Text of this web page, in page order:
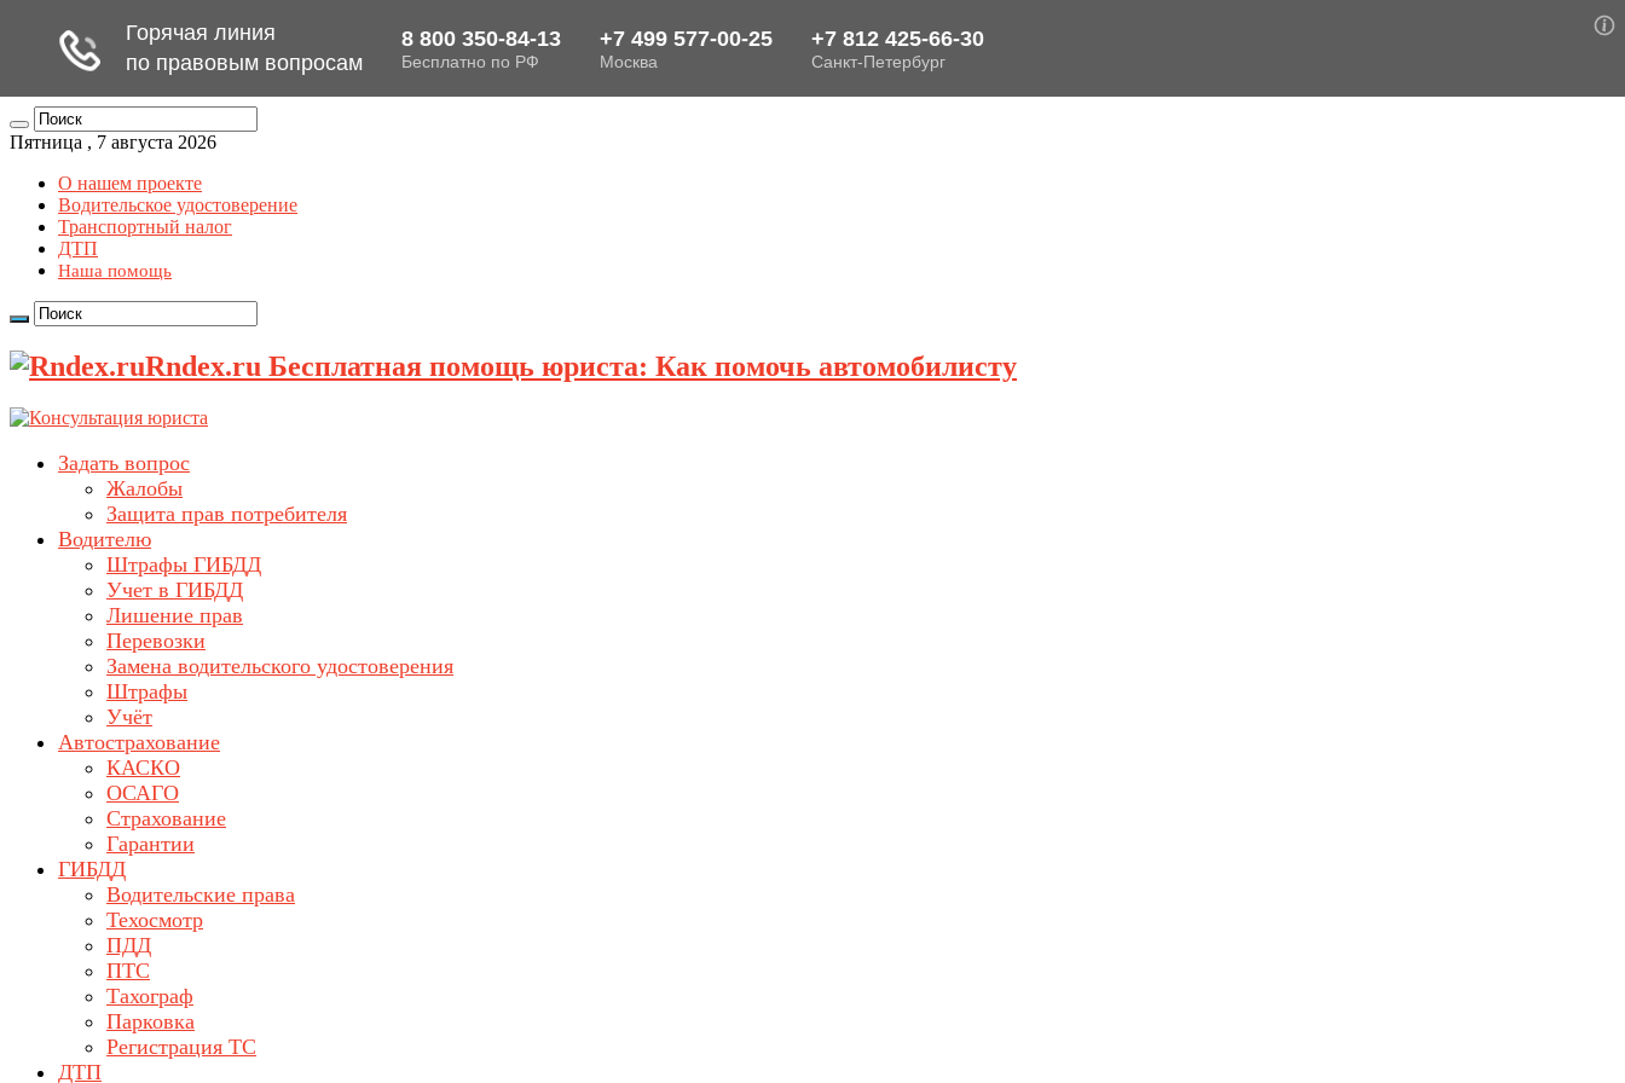
Пятница , 7 августа 2026
О нашем проекте
Водительское удостоверение
Транспортный налог
ДТП
Наша помощь
Rndex.ru Бесплатная помощь юриста: Как помочь автомобилисту
Задать вопрос
Жалобы
Защита прав потребителя
Водителю
Штрафы ГИБДД
Учет в ГИБДД
Лишение прав
Перевозки
Замена водительского удостоверения
Штрафы
Учёт
Автострахование
КАСКО
ОСАГО
Страхование
Гарантии
ГИБДД
Водительские права
Техосмотр
ПДД
ПТС
Тахограф
Парковка
Регистрация ТС
ДТП